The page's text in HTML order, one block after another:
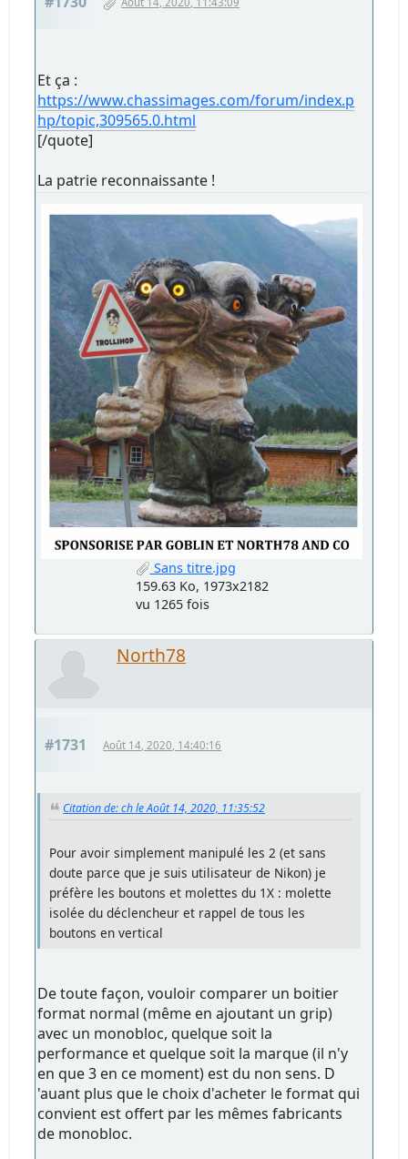
Et ça :
https://www.chassimages.com/forum/index.p
hp/topic,309565.0.html
[/quote]
La patrie reconnaissante !
Sans titre.jpg
159.63 Ko, 1973x2182
vu 1265 fois
North78
#1731 Août 14, 2020, 14:40:16
Citation de: ch le Août 14, 2020, 11:35:52
Pour avoir simplement manipulé les 2 (et sans
doute parce que je suis utilisateur de Nikon) je
préfère les boutons et molettes du 1X : molette
isolée du déclencheur et rappel de tous les
boutons en vertical
De toute façon, vouloir comparer un boitier
format normal (même en ajoutant un grip)
avec un monobloc, quelque soit la
performance et quelque soit la marque (il n'y
en que 3 en ce moment) est du non sens. D
'auant plus que le choix d'acheter le format qui
convient est offert par les mêmes fabricants
de monobloc.